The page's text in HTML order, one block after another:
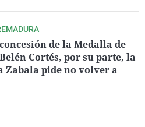
de la Medalla de
Cortés, por su parte, la
Zabala pide no volver a